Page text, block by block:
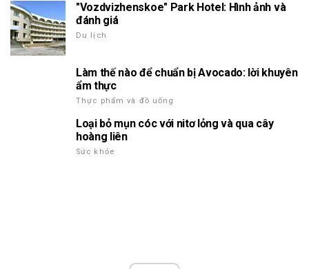
"Vozdvizhenskoe" Park Hotel: Hình ảnh và
đánh giá
Du lịch
Làm thế nào để chuẩn bị Avocado: lời khuyên
ẩm thực
Thực phẩm và đồ uống
Loại bỏ mụn cóc với nitơ lỏng và qua cây
hoàng liên
Sức khỏe